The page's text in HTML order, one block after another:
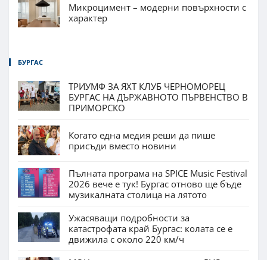
Микроцимент – модерни повърхности с
характер
БУРГАС
ТРИУМФ ЗА ЯХТ КЛУБ ЧЕРНОМОРЕЦ
БУРГАС НА ДЪРЖАВНОТО ПЪРВЕНСТВО В
ПРИМОРСКО
Когато една медия реши да пише
присъди вместо новини
Пълната програма на SPICE Music Festival
2026 вече е тук! Бургас отново ще бъде
музикалната столица на лятото
Ужасяващи подробности за
катастрофата край Бургас: колата се е
движила с около 220 км/ч